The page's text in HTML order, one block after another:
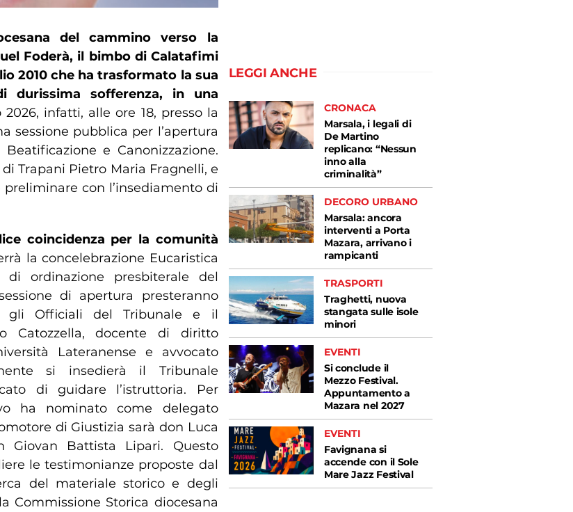
del cammino verso la
Foderà, il bimbo di Calatafimi
2010 che ha trasformato la sua
sofferenza, in una
infatti, alle ore 18, presso la
sessione pubblica per l’apertura
e Canonizzazione.
Trapani Pietro Maria Fragnelli, e
con l’insediamento di
coincidenza per la comunità
la concelebrazione Eucaristica
ordinazione presbiterale del
di apertura presteranno
gli Officiali del Tribunale e il
Catozzella, docente di diritto
Lateranense e avvocato
si insedierà il Tribunale
di guidare l’istruttoria. Per
ha nominato come delegato
di Giustizia sarà don Luca
Battista Lipari. Questo
le testimonianze proposte dal
del materiale storico e degli
Commissione Storica diocesana
LEGGI ANCHE
CRONACA
Marsala, i legali di
De Martino
replicano: “Nessun
inno alla
criminalità”
DECORO URBANO
Marsala: ancora
interventi a Porta
Mazara, arrivano i
rampicanti
TRASPORTI
Traghetti, nuova
stangata sulle isole
minori
EVENTI
Si conclude il
Mezzo Festival.
Appuntamento a
Mazara nel 2027
EVENTI
Favignana si
accende con il Sole
Mare Jazz Festival